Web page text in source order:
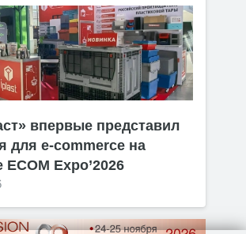
впервые представил
для e-commerce на
ECOM Expo’2026